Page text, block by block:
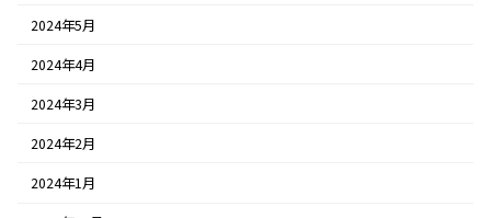
2024年5月
2024年4月
2024年3月
2024年2月
2024年1月